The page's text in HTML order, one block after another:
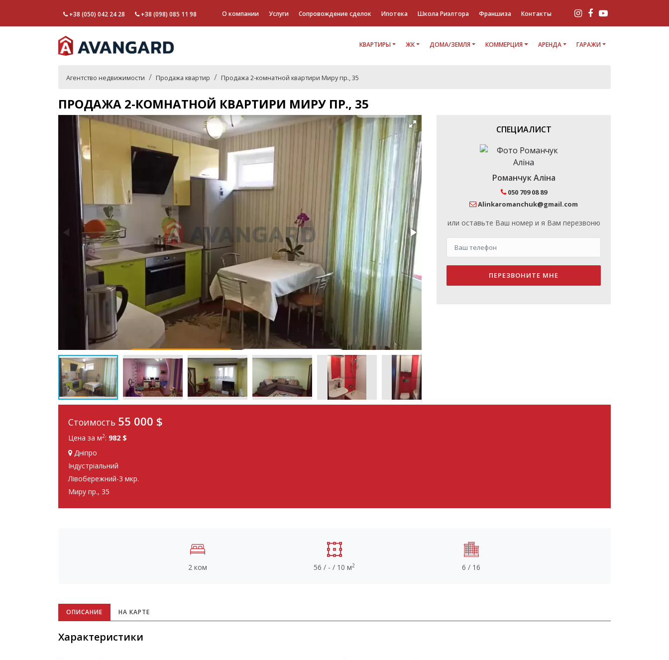
+38 (050) 042 24 28 +38 (098) 085 11 98 О компании Услуги Сопровождение сделок Ипотека Школа Риэлтора Франшиза Контакты
КВАРТИРЫ ЖК ДОМА/ЗЕМЛЯ КОММЕРЦИЯ АРЕНДА ГАРАЖИ
Агентство недвижимости Продажа квартир Продажа 2-комнатной квартири Миру пр., 35
ПРОДАЖА 2-КОМНАТНОЙ КВАРТИРИ МИРУ ПР., 35
СПЕЦИАЛИСТ
Романчук Аліна
050 709 08 89
Alinkaromanchuk@gmail.com
или оставьте Ваш номер и я Вам перезвоню
ПЕРЕЗВОНИТЕ МНЕ
Стоимость 55 000 $
Цена за м2: 982 $
Дніпро
Індустріальний
Лівобережний-3 мкр.
Миру пр., 35
2 ком 56 / - / 10 м2 6 / 16
ОПИСАНИЕ НА КАРТЕ
Характеристики